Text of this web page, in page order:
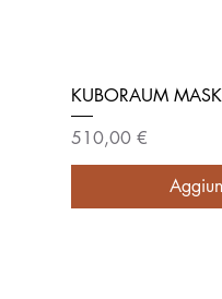
KUBORAUM
Prezzo
510,00 €